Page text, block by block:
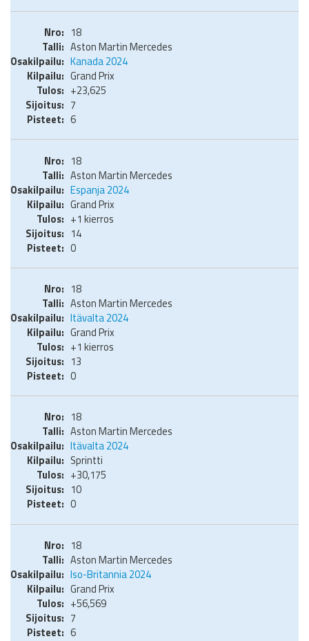
18
Aston Martin Mercedes
Kanada 2024
Grand Prix
+23,625
7
6
18
Aston Martin Mercedes
Espanja 2024
Grand Prix
+1 kierros
14
0
18
Aston Martin Mercedes
Itävalta 2024
Grand Prix
+1 kierros
13
0
18
Aston Martin Mercedes
Itävalta 2024
Sprintti
+30,175
10
0
18
Aston Martin Mercedes
Iso-Britannia 2024
Grand Prix
+56,569
7
6